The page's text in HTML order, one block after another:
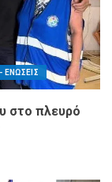
ΕΝΩΣΕΙΣ
στο πλευρό